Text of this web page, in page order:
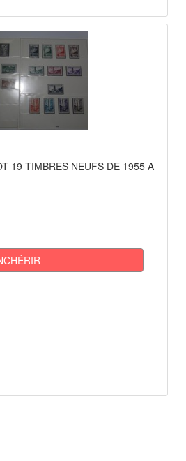
19 TIMBRES NEUFS DE 1955 A